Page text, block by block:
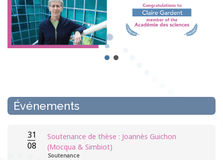
Événements
31
08
Soutenance de thèse : Joannès Guichon
(Mocqua & Simbiot)
Soutenance